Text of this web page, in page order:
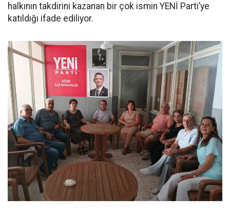
halkının takdirini kazanan bir çok ismin YENİ Parti’ye
katıldığı ifade ediliyor.